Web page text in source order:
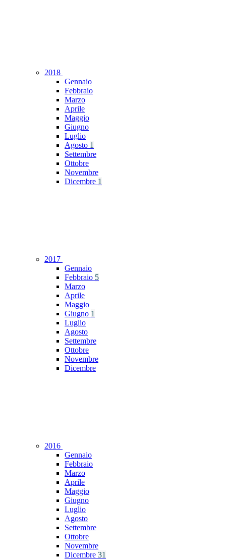
2018
Gennaio
Febbraio
Marzo
Aprile
Maggio
Giugno
Luglio
Agosto 1
Settembre
Ottobre
Novembre
Dicembre 1
2017
Gennaio
Febbraio 5
Marzo
Aprile
Maggio
Giugno 1
Luglio
Agosto
Settembre
Ottobre
Novembre
Dicembre
2016
Gennaio
Febbraio
Marzo
Aprile
Maggio
Giugno
Luglio
Agosto
Settembre
Ottobre
Novembre
Dicembre 31